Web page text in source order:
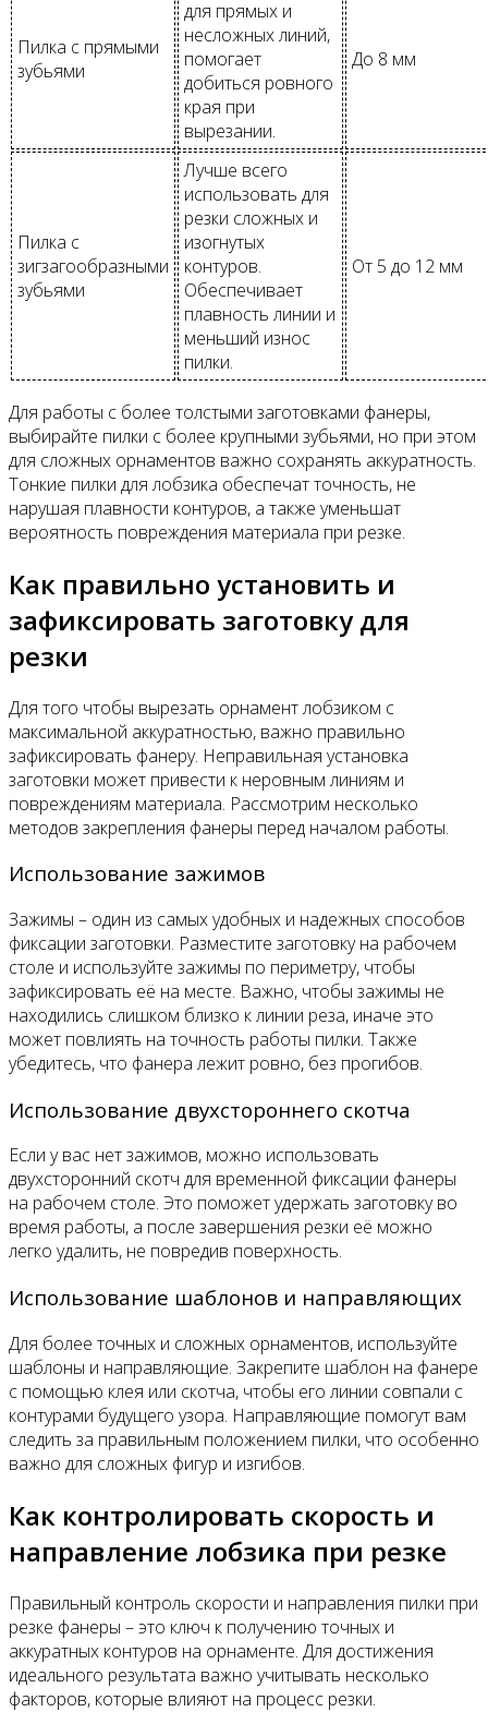
Пилка с прямыми
зубьями
для прямых и
несложных линий,
помогает
добиться ровного
края при
вырезании.
До 8 мм
Пилка с
зигзагообразными
зубьями
Лучше всего
использовать для
резки сложных и
изогнутых
контуров.
Обеспечивает
плавность линии и
меньший износ
пилки.
От 5 до 12 мм
Для работы с более толстыми заготовками фанеры,
выбирайте пилки с более крупными зубьями, но при этом
для сложных орнаментов важно сохранять аккуратность.
Тонкие пилки для лобзика обеспечат точность, не
нарушая плавности контуров, а также уменьшат
вероятность повреждения материала при резке.
Как правильно установить и
зафиксировать заготовку для
резки
Для того чтобы вырезать орнамент лобзиком с
максимальной аккуратностью, важно правильно
зафиксировать фанеру. Неправильная установка
заготовки может привести к неровным линиям и
повреждениям материала. Рассмотрим несколько
методов закрепления фанеры перед началом работы.
Использование зажимов
Зажимы – один из самых удобных и надежных способов
фиксации заготовки. Разместите заготовку на рабочем
столе и используйте зажимы по периметру, чтобы
зафиксировать её на месте. Важно, чтобы зажимы не
находились слишком близко к линии реза, иначе это
может повлиять на точность работы пилки. Также
убедитесь, что фанера лежит ровно, без прогибов.
Использование двухстороннего скотча
Если у вас нет зажимов, можно использовать
двухсторонний скотч для временной фиксации фанеры
на рабочем столе. Это поможет удержать заготовку во
время работы, а после завершения резки её можно
легко удалить, не повредив поверхность.
Использование шаблонов и направляющих
Для более точных и сложных орнаментов, используйте
шаблоны и направляющие. Закрепите шаблон на фанере
с помощью клея или скотча, чтобы его линии совпали с
контурами будущего узора. Направляющие помогут вам
следить за правильным положением пилки, что особенно
важно для сложных фигур и изгибов.
Как контролировать скорость и
направление лобзика при резке
Правильный контроль скорости и направления пилки при
резке фанеры – это ключ к получению точных и
аккуратных контуров на орнаменте. Для достижения
идеального результата важно учитывать несколько
факторов, которые влияют на процесс резки.